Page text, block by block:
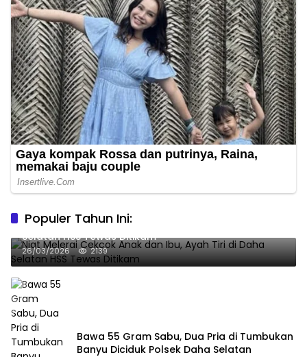
Populer Tahun Ini:
Niat Melerai Cekcok Anak dan Ibu, Ayah Tiri di Daha
Selatan HSS Tewas Ditikam
26/03/2026 2139
Bawa 55 Gram Sabu, Dua Pria di Tumbukan
Banyu Diciduk Polsek Daha Selatan